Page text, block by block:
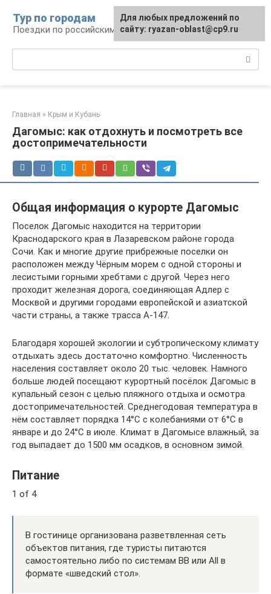
контенту
Тур по городам
Поездки по российским городам
Главная » Крым и Кубань
Дагомыс: как отдохнуть и посмотреть все
достопримечательности
Общая информация о курорте Дагомыс
Поселок Дагомыс находится на территории
Краснодарского края в Лазаревском районе города
Сочи. Как и многие другие прибрежные поселки он
расположен между Чёрным морем с одной стороны и
лесистыми горными хребтами с другой. Через него
проходит железная дорога, соединяющая Адлер с
Москвой и другими городами европейской и азиатской
части страны, а также трасса А-147.
Благодаря хорошей экологии и субтропическому климату
отдыхать здесь достаточно комфортно. Численность
населения составляет около 20 тыс. человек. Намного
больше людей посещают курортный посёлок Дагомыс в
купальный сезон с целью пляжного отдыха и осмотра
достопримечательностей. Среднегодовая температура в
нём составляет порядка 14°С с колебаниями от 6°С в
январе и до 24°С в июле. Климат в Дагомысе влажный, за
год выпадает до 1500 мм осадков, в основном зимой.
Питание
1 of 4
В гостинице организована разветвленная сеть
объектов питания, где туристы питаются
самостоятельно либо по системам ВВ или All в
формате «шведский стол».
Для любых предложений по
сайту: ryazan-oblast@cp9.ru